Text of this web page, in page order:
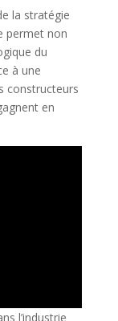
la stratégie
permet non
du
à une
constructeurs
en
l’industrie